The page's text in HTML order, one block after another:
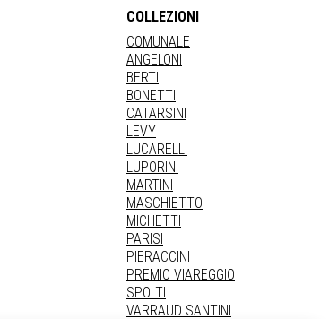
COLLEZIONI
COMUNALE
ANGELONI
BERTI
BONETTI
CATARSINI
LEVY
LUCARELLI
LUPORINI
MARTINI
MASCHIETTO
MICHETTI
PARISI
PIERACCINI
PREMIO VIAREGGIO
SPOLTI
VARRAUD SANTINI